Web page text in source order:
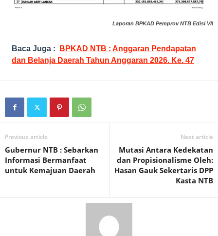
Laporan BPKAD Pemprov NTB Edisi VII
Baca Juga :
BPKAD NTB : Anggaran Pendapatan
dan Belanja Daerah Tahun Anggaran 2026. Ke. 47
Previous article
Gubernur NTB : Sebarkan
Informasi Bermanfaat
untuk Kemajuan Daerah
Next article
Mutasi Antara Kedekatan
dan Propisionalisme Oleh:
Hasan Gauk Sekertaris DPP
Kasta NTB